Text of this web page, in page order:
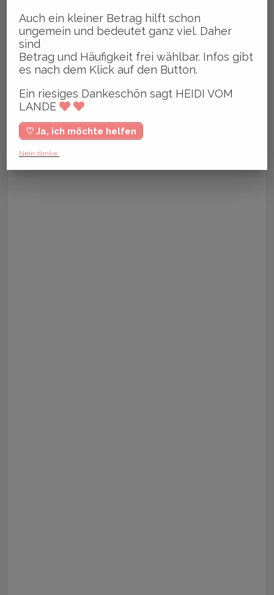
Auch ein kleiner Betrag hilft schon
ungemein und bedeutet ganz viel. Daher
sind
Betrag und Häufigkeit frei wählbar. Infos gibt
es nach dem Klick auf den Button.
Ein riesiges Dankeschön sagt HEIDI VOM
LANDE
♡ Ja, ich möchte helfen
Nein danke.